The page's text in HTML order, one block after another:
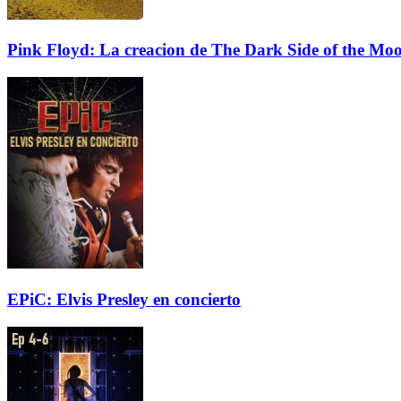
Pink Floyd: La creacion de The Dark Side of the
EPiC: Elvis Presley en concierto